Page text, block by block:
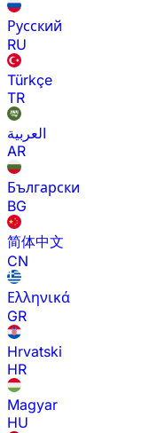
Русский
RU
Türkçe
TR
العربية
AR
Български
BG
简体中文
CN
Ελληνικά
GR
Hrvatski
HR
Magyar
HU